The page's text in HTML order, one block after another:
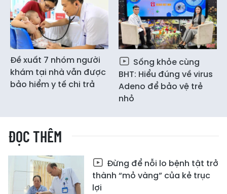
Đề xuất 7 nhóm người
khám tại nhà vẫn được
bảo hiểm y tế chi trả
Sống khỏe cùng
BHT: Hiểu đúng về virus
Adeno để bảo vệ trẻ
nhỏ
ĐỌC THÊM
Đừng để nỗi lo bệnh tật trở
thành “mỏ vàng” của kẻ trục
lợi